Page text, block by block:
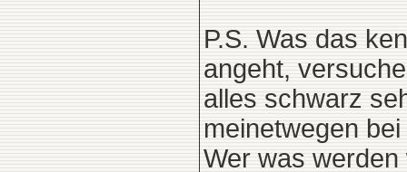
P.S. Was das
angeht,
alles schwarz
meinetwegen
Wer was